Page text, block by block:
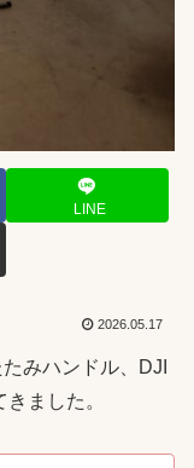
LINE
2026.05.17
みハンドル、DJI
ました。